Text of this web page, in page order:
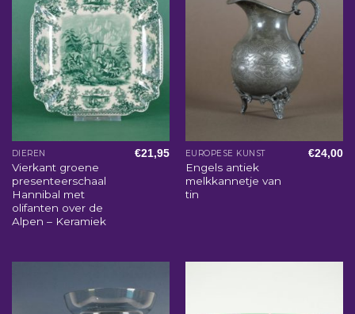
DIEREN
Vierkant groene
presenteerschaal
Hannibal met
olifanten over de
Alpen – Keramiek
€21,95 EUROPESE KUNST
Engels antiek
melkkannetje van
tin
€24,00